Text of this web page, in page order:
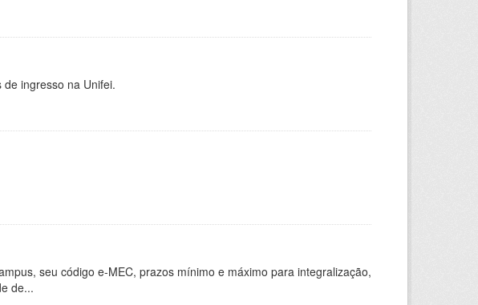
ingresso na Unifei.
seu código e-MEC, prazos mínimo e máximo para integralização,
de...